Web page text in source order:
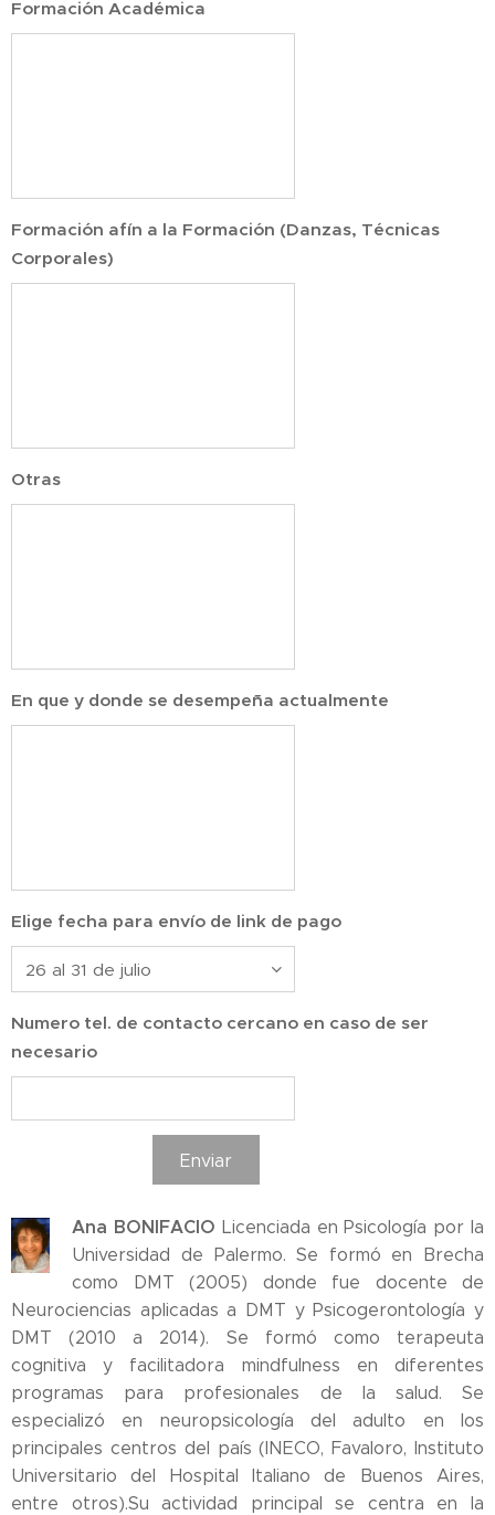
Formación Académica
Formación afín a la Formación (Danzas, Técnicas
Corporales)
Otras
En que y donde se desempeña actualmente
Elige fecha para envío de link de pago
Numero tel. de contacto cercano en caso de ser
necesario
Enviar
Ana BONIFACIO Licenciada en Psicología por la
Universidad de Palermo. Se formó en Brecha
como DMT (2005) donde fue docente de
Neurociencias aplicadas a DMT y Psicogerontología y
DMT (2010 a 2014). Se formó como terapeuta
cognitiva y facilitadora mindfulness en diferentes
programas para profesionales de la salud. Se
especializó en neuropsicología del adulto en los
principales centros del país (INECO, Favaloro, Instituto
Universitario del Hospital Italiano de Buenos Aires,
entre otros).Su actividad principal se centra en la